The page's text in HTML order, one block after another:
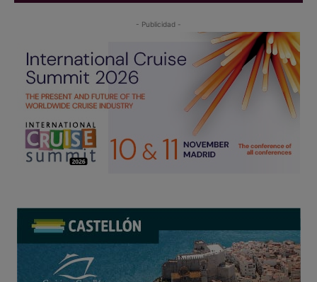
- Publicidad -